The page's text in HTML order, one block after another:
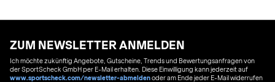
ZUM NEWSLETTER ANMELDEN
Ich möchte zukünftig Angebote, Gutscheine, Trends und Bewertungsanfragen von
der SportScheck GmbH per E-Mail erhalten. Diese Einwilligung kann jederzeit auf
www.sportscheck.com/newsletter-abmeldenoder am Ende jeder E-Mail widerrufen